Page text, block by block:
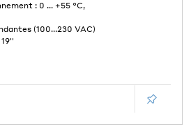
: 0 ... +55 °C,
(100...230 VAC)